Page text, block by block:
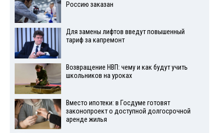
Россию заказан
Для замены лифтов введут повышенный
тариф за капремонт
Возвращение НВП: чему и как будут учить
школьников на уроках
Вместо ипотеки: в Госдуме готовят
законопроект о доступной долгосрочной
аренде жилья